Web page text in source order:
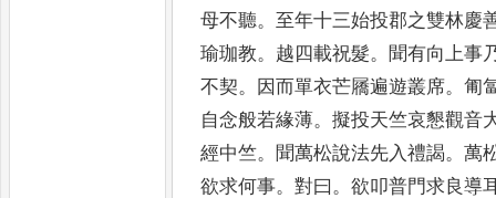
母不聽。至年十三始投郡之雙林慶
瑜珈教。 越四載祝髮。 聞有向上事
不契。 因而單衣芒屩遍遊叢席。匍
自念般若緣薄。擬投天竺哀懇觀音
經中竺。 聞萬松說法先入禮謁。萬
欲求何事。對曰。欲叩普門求良導